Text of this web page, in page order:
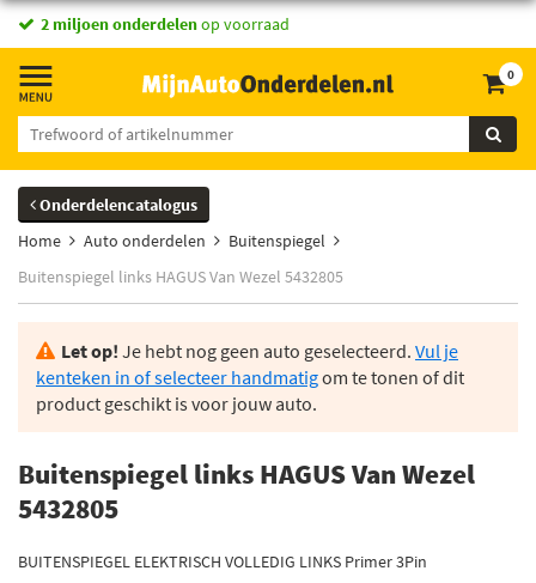
2 miljoen onderdelenop voorraad
0
Onderdelencatalogus
Home
Auto onderdelen
Buitenspiegel
Buitenspiegel links HAGUS Van Wezel 5432805
Let op! Je hebt nog geen auto geselecteerd. Vul je
kenteken in of selecteer handmatigom te tonen of dit
product geschikt is voor jouw auto.
Buitenspiegel links HAGUS Van Wezel
5432805
BUITENSPIEGEL ELEKTRISCH VOLLEDIG LINKS Primer 3Pin